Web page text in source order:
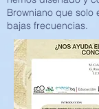
Browniano que solo
bajas frecuencias.